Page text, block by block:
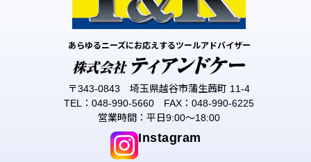
あらゆるニーズにお応えするツールアドバイザー
〒343-0843 埼玉県越谷市蒲生茜町 11-4
TEL：048-990-5660 FAX：048-990-6225
営業時間：平日9:00〜18:00
Instagram